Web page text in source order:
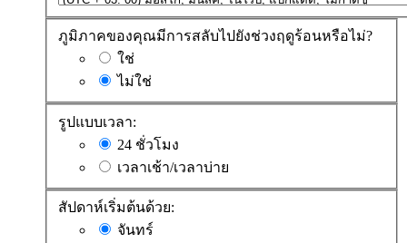
ภูมิภาคของคุณมีการสลับไปยังช่วงฤดูร้อนหรือไม่?
ใช่
ไม่ใช่
รูปแบบเวลา:
24 ชั่วโมง
เวลาเช้า/เวลาบ่าย
สัปดาห์เริ่มต้นด้วย:
จันทร์